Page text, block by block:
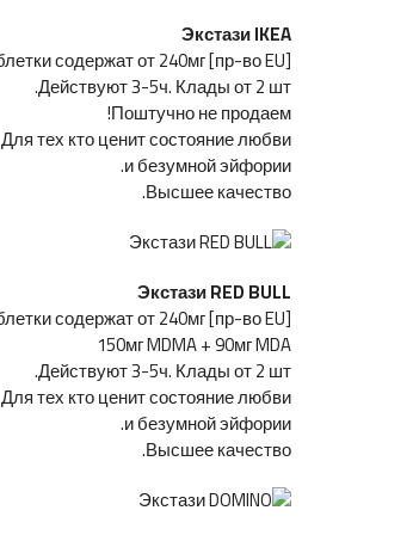
Экстази IKEA
[пр-во EU] Таблетки содержат от 240мг.
Действуют 3-5ч. Клады от 2 шт.
Поштучно не продаем!
Для тех кто ценит состояние любви
и безумной эйфории.
Высшее качество.
Экстази RED BULL
[пр-во EU] Таблетки содержат от 240мг.
150мг MDMA + 90мг MDA
Действуют 3-5ч. Клады от 2 шт.
Для тех кто ценит состояние любви
и безумной эйфории.
Высшее качество.